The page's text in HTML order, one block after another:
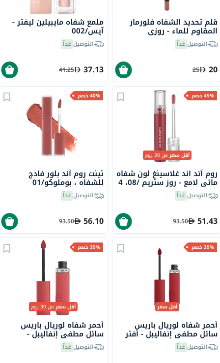
قلم تحديد الشفاه فلورمار
المقاوم للماء - روزي
ساند/237التوصيلغداً
20
25
ملمع شفاه مايبيلين ليفتر -
آيس/002
التوصيلغداً
37.13
41.25
45% خصم
أقل سعرمن 30 يوم
روم آند اند غلاسينغ لون شفاه
مائي لامع - روز ستريم /08، 4
جرامالتوصيلغداً
51.43
93.50
40% خصم
تينت روم آند بلور فادج
للشفاه ، بوملوكو/01
التوصيلغداً
56.10
93.50
35% خصم
أقل سعر
أحمر شفاه لوريال باريس
سائل مطفي إنفاليبل - أفتر
وورك درينك/425
التوصيلغداً
35% خصم
أقل سعرمن 30 يوم
أحمر شفاه لوريال باريس
سائل مطفي إنفاليبل -
شوبينغ سبري/230
التوصيلغداً